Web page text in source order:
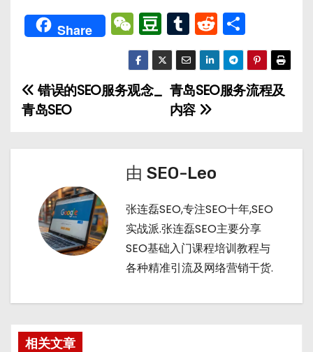
Share W
e
C
h
D
o
u
b
a
T
u
m
bl
r
R
e
d
di
享
文
章
导
青岛SEO服务流程及
内容
错误的SEO服务观念_
青岛SEO
由 SEO-Leo
张连磊SEO,专注SEO十年,SEO
实战派.张连磊SEO主要分享
SEO基础入门课程培训教程与
各种精准引流及网络营销干货.
相关文章